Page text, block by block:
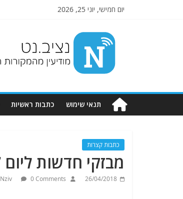
יום חמישי, יוני 25, 2026
Nziv.net
מודיעין
מהמקורות
תנאי שימוש כתבות ראשיות
כתבות קצרות
מבזקי חדשות ליום 31-1-2017.מתעדכן .
26/04/2018
Nziv 0 Comments